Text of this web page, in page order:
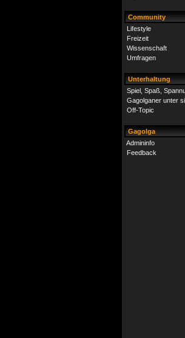
Community
Lifestyle
Freizeit
Wissenschaft
Umfragen
Unterhaltung
Spiel, Spaß,
Gagolganer unter
Off-Topic
Gagolga
Admininfo
Feedback